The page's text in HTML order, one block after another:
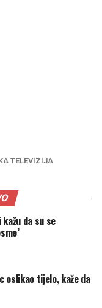
TELEVIZIJA
da su se
oslikao tijelo, kaže da